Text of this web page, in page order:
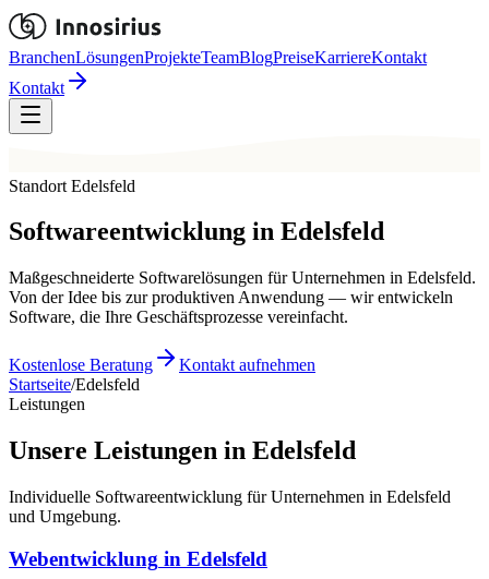
BranchenLösungenProjekteTeamBlogPreiseKarriereKontakt
Kontakt
Standort Edelsfeld
Softwareentwicklung in Edelsfeld
Maßgeschneiderte Softwarelösungen für Unternehmen in Edelsfeld.
Von der Idee bis zur produktiven Anwendung — wir entwickeln
Software, die Ihre Geschäftsprozesse vereinfacht.
Kostenlose Beratung
Kontakt aufnehmen
Startseite/Edelsfeld
Leistungen
Unsere Leistungen in Edelsfeld
Individuelle Softwareentwicklung für Unternehmen in Edelsfeld
und Umgebung.
Webentwicklung in Edelsfeld